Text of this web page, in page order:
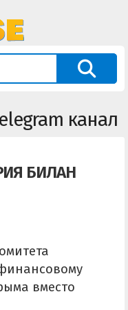
канал
БИЛАН
вместо